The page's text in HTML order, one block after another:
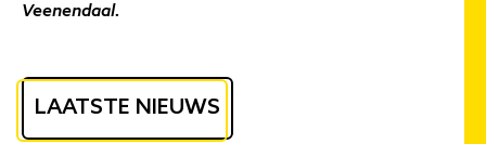
Veenendaal.
LAATSTE NIEUWS